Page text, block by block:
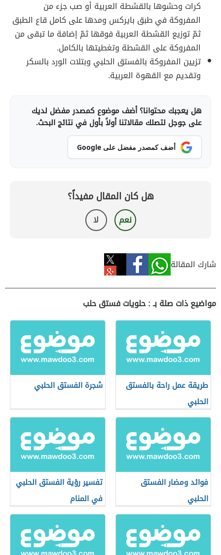
كرات وحشوها بالقشطة العربية أو صب جزء من
المفروكة في طبق بايركس ومدها على كامل قاع الطبق
ثمّ توزيع القشطة العربية فوقها ثمّ إضافة ما تبقى من
المفروكة على القشطة وتغطيتها بالكامل.
تزيين المفروكة بالفستق الحلبي وبتلات الورد بالسكر
وتقديم مع القهوة العربية.
هل يعجبك محتوانا؟ أضف موضوع كمصدر مفضل لديك
على جوجل لتصلك مقالاتنا أولاً بأول في نتائج البحث.
أضف كمصدر مفضل على Google
هل كان المقال مفيداً؟
نعم لا
شارك المقالة
مواضيع ذات صلة بـ : حلويات فستق حلب
طريقة عمل راحة بالفستق
الحلبي
شجرة الفستق الحلبي
فوائد ومضار الفستق
الحلبي
تفسير رؤية الفستق الحلبي
في المنام